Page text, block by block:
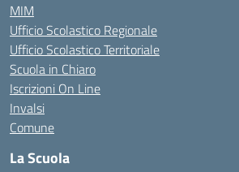
MIM
Ufficio Scolastico Regionale
Ufficio Scolastico Territoriale
Scuola in Chiaro
Iscrizioni On Line
Invalsi
Comune
La Scuola